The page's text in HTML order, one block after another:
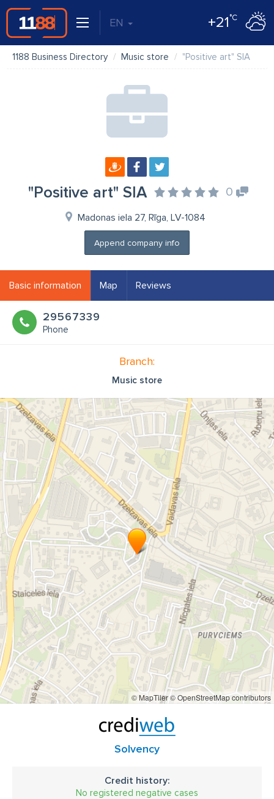
EN +21°C
1188 Business Directory Music store "Positive art" SIA
"Positive art" SIA 0
Madonas iela 27, Rīga, LV-1084
Append company info
Basic information Map Reviews
29567339
Phone
Branch:
Music store
© MapTiler© OpenStreetMap contributors
Solvency
Credit history:
No registered negative cases